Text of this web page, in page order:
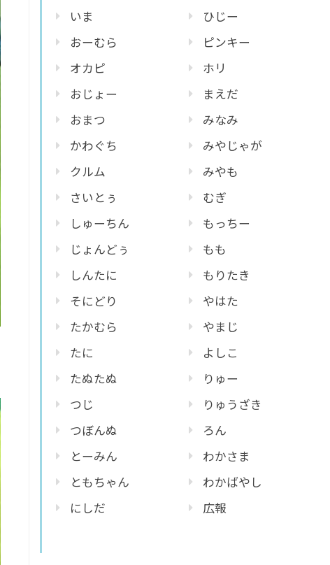
いま
おーむら
オカピ
おじょー
おまつ
かわぐち
クルム
さいとぅ
しゅーちん
じょんどぅ
しんたに
そにどり
たかむら
たに
たぬたぬ
つじ
つぼんぬ
とーみん
ともちゃん
にしだ
ひじー
ピンキー
ホリ
まえだ
みなみ
みやじゃが
みやも
むぎ
もっちー
もも
もりたき
やはた
やまじ
よしこ
りゅー
りゅうざき
ろん
わかさま
わかばやし
広報